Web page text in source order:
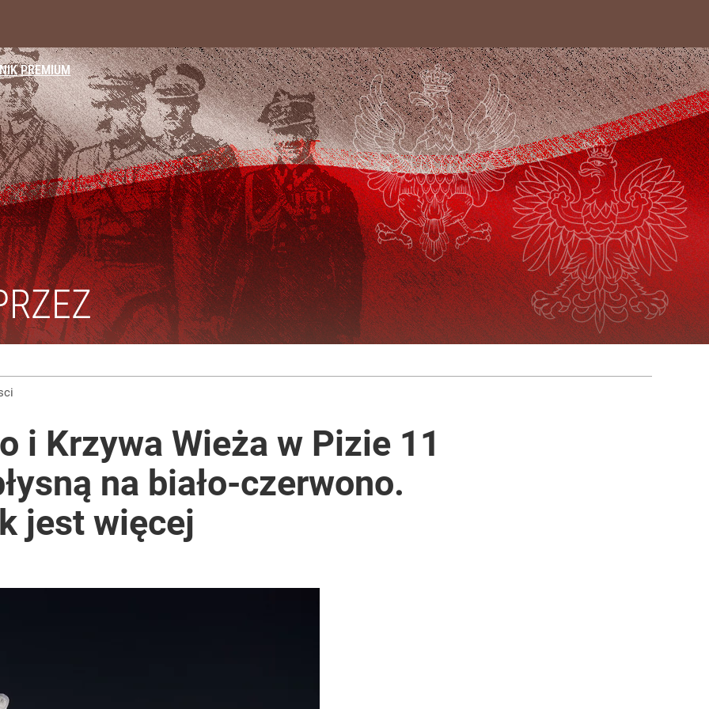
PREMIUM
sojusz Tuska z Morawieckim
go Polacy. Sondaż dla „Wprost”
ataki na Ukraińców
kolekcji kapsułowej
roku?
i Krzywa Wieża w Pizie 11
na biało-czerwono.
jest więcej